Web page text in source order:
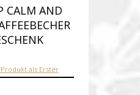
CALM AND
als Erster